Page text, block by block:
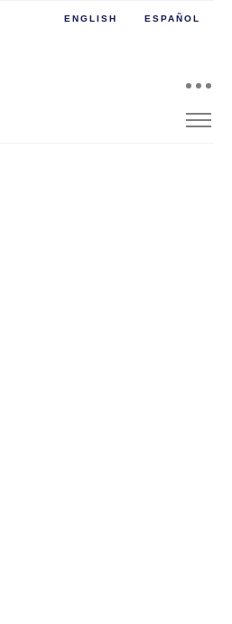
ESPAÑOL
ENGLISH